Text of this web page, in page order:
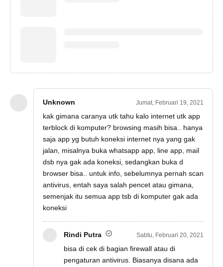
Unknown Jumat, Februari 19, 2021
kak gimana caranya utk tahu kalo internet utk app
terblock di komputer? browsing masih bisa.. hanya
saja app yg butuh koneksi internet nya yang gak
jalan, misalnya buka whatsapp app, line app, mail
dsb nya gak ada koneksi, sedangkan buka d
browser bisa.. untuk info, sebelumnya pernah scan
antivirus, entah saya salah pencet atau gimana,
semenjak itu semua app tsb di komputer gak ada
koneksi
Rindi Putra Sabtu, Februari 20, 2021
bisa di cek di bagian firewall atau di
pengaturan antivirus. Biasanya disana ada